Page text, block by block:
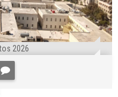
2026